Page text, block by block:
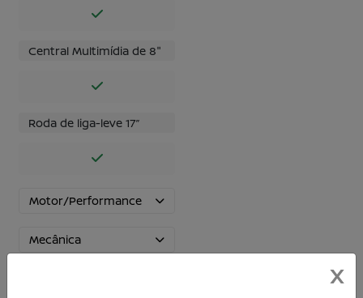
Central Multimídia de 8"
Roda de liga-leve 17’’
Motor/Performance
Mecânica
X